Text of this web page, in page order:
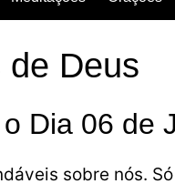
Deus
Dia 06 de
sobre nós.